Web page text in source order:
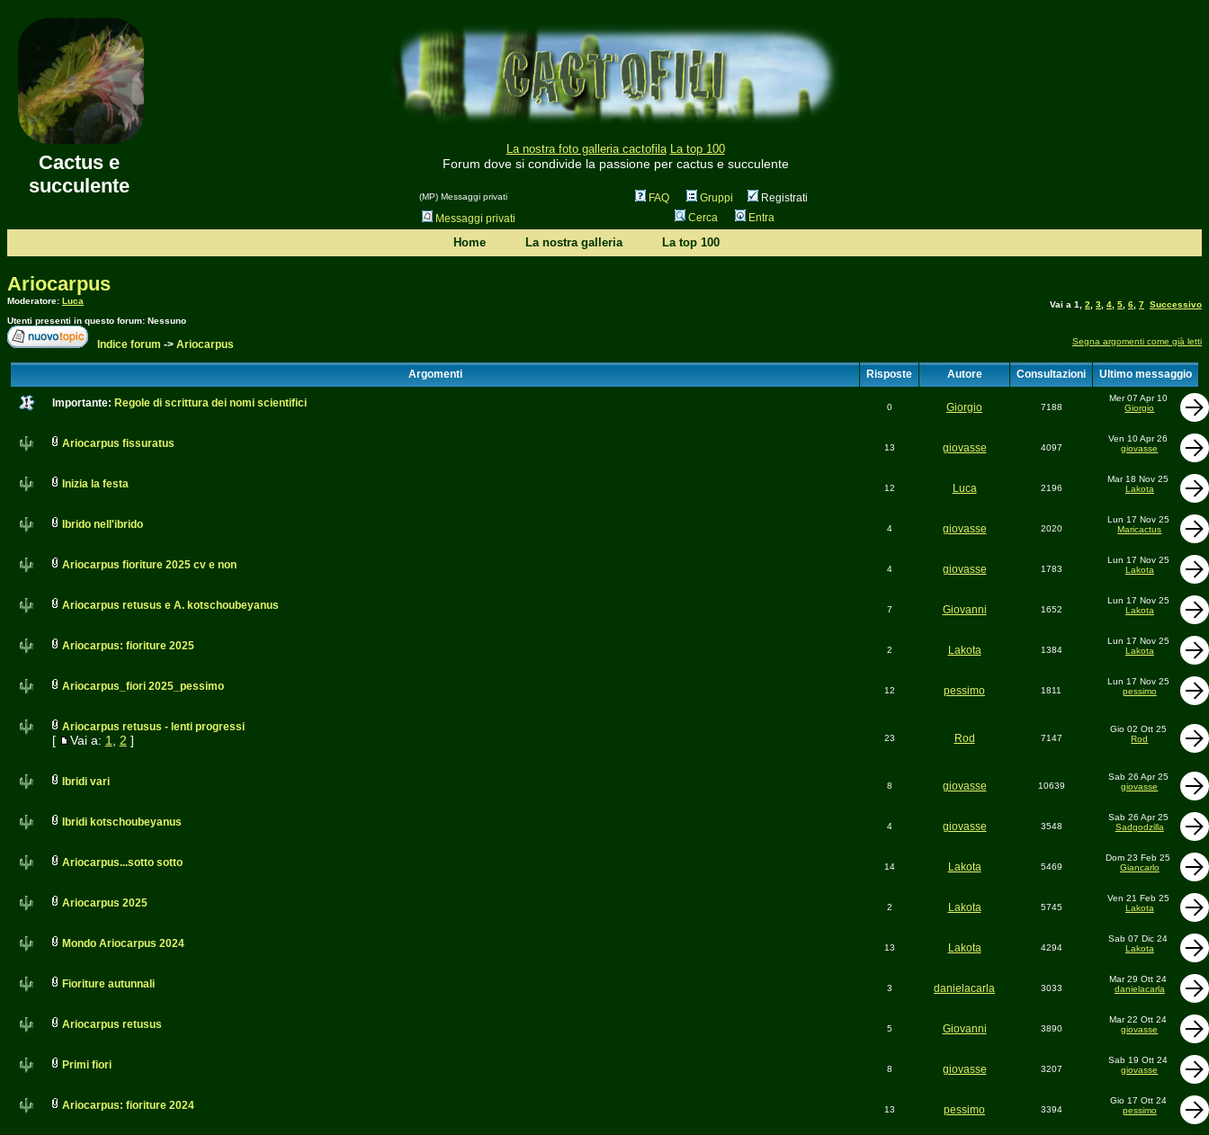
Cactus e
succulente
La nostra foto galleria cactofila La top 100
Forum dove si condivide la passione per cactus e succulente
(MP) Messaggi privati FAQ Gruppi
Registrati
Messaggi privati
Cerca Entra
Home La nostra galleria La top 100
Ariocarpus
Moderatore: Luca
Utenti presenti in questo forum: Nessuno
Vai a 1 2 3 4 5 6 7 Successivo
Indice forum -> Ariocarpus Segna argomenti come già letti
Argomenti Risposte Autore Consultazioni Ultimo messaggio
Importante: Regole di scrittura dei nomi scientifici 0 Giorgio 7188
Mer 07 Apr 10
Giorgio
Ariocarpus fissuratus 13 giovasse 4097
Ven 10 Apr 26
giovasse
Inizia la festa 12 Luca 2196
Mar 18 Nov 25
Lakota
Ibrido nell'ibrido 4 giovasse 2020
Lun 17 Nov 25
Maricactus
Ariocarpus fioriture 2025 cv e non 4 giovasse 1783
Lun 17 Nov 25
Lakota
Ariocarpus retusus e A. kotschoubeyanus 7 Giovanni 1652
Lun 17 Nov 25
Lakota
Ariocarpus: fioriture 2025 2 Lakota 1384
Lun 17 Nov 25
Lakota
Ariocarpus_fiori 2025_pessimo 12 pessimo 1811
Lun 17 Nov 25
pessimo
Ariocarpus retusus - lenti progressi
[ Vai a: 1 2 ] 23 Rod 7147
Gio 02 Ott 25
Rod
Ibridi vari 8 giovasse 10639
Sab 26 Apr 25
giovasse
Ibridi kotschoubeyanus 4 giovasse 3548
Sab 26 Apr 25
Sadgodzilla
Ariocarpus...sotto sotto 14 Lakota 5469
Dom 23 Feb 25
Giancarlo
Ariocarpus 2025 2 Lakota 5745
Ven 21 Feb 25
Lakota
Mondo Ariocarpus 2024 13 Lakota 4294
Sab 07 Dic 24
Lakota
Fioriture autunnali 3 danielacarla 3033
Mar 29 Ott 24
danielacarla
Ariocarpus retusus 5 Giovanni 3890
Mar 22 Ott 24
giovasse
Primi fiori 8 giovasse 3207
Sab 19 Ott 24
giovasse
Ariocarpus: fioriture 2024 13 pessimo 3394
Gio 17 Ott 24
pessimo